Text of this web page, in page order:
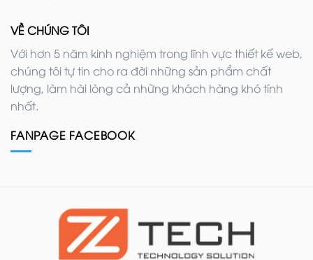
VỀ CHÚNG TÔI
Với hơn 5 năm kinh nghiệm trong lĩnh vực thiết kế web,
chúng tôi tự tin cho ra đời những sản phẩm chất
lượng, làm hài lòng cả những khách hàng khó tính
nhất.
FANPAGE FACEBOOK